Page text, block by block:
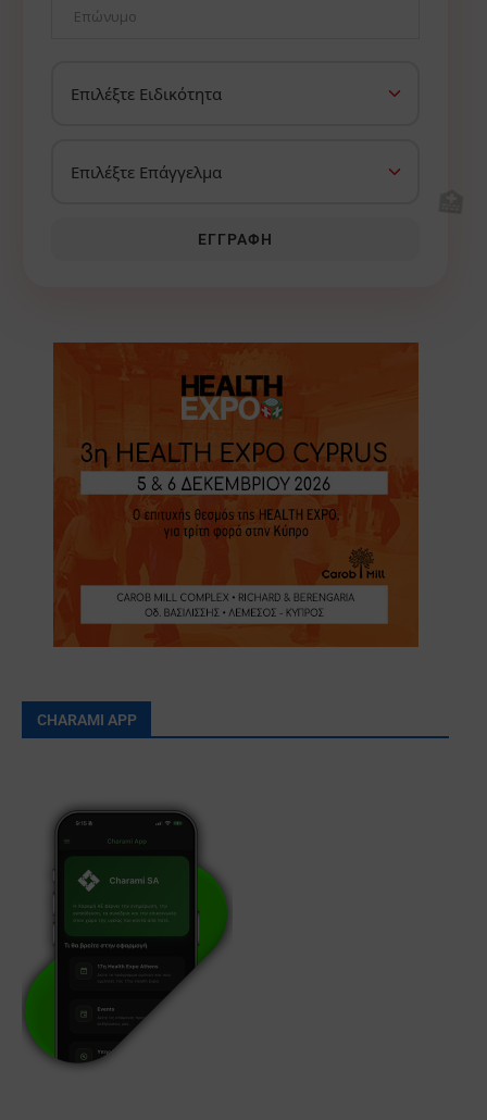
ΕΓΓΡΑΦΉ
CHARAMI APP